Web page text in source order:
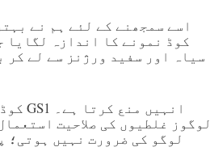
سیاہ اور سفید ورژنز سے لے
لوگوز غلطیوں کی صلاحیت